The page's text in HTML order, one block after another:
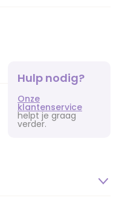
Hulp nodig?
Onze
klantenservice
helpt je graag
verder.